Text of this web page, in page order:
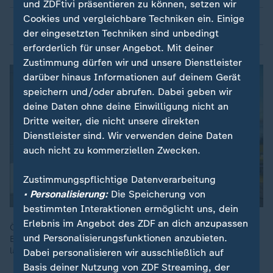
In Bewegung kommen
Ökotrophologin Brigitte Bäuerlein zeigt, wie sich der
Blutzucker durch die Ernährung ins Gleichgewicht bringen
lässt.
und ZDFtivi präsentieren zu können, setzen wir
Cookies und vergleichbare Techniken ein. Einige
der eingesetzten Techniken sind unbedingt
erforderlich für unser Angebot. Mit deiner
Zustimmung dürfen wir und unsere Dienstleister
darüber hinaus Informationen auf deinem Gerät
speichern und/oder abrufen. Dabei geben wir
deine Daten ohne deine Einwilligung nicht an
Dritte weiter, die nicht unsere direkten
Dienstleister sind. Wir verwenden deine Daten
auch nicht zu kommerziellen Zwecken.
Zustimmungspflichtige Datenverarbeitung
• Personalisierung:Die Speicherung von
bestimmten Interaktionen ermöglicht uns, dein
Erlebnis im Angebot des ZDF an dich anzupassen
und Personalisierungsfunktionen anzubieten.
Dabei personalisieren wir ausschließlich auf
Basis deiner Nutzung von ZDF Streaming, der